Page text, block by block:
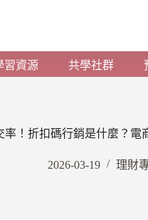
習資源 共學社群
率！折扣碼行銷是什麼？電
2026-03-19 理財